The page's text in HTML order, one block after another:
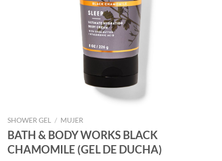
SHOWER GEL / MUJER
BATH & BODY WORKS BLACK
CHAMOMILE (GEL DE DUCHA)